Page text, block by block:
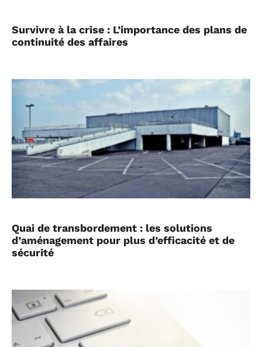
Survivre à la crise : L’importance des plans de
continuité des affaires
Quai de transbordement : les solutions
d’aménagement pour plus d’efficacité et de
sécurité